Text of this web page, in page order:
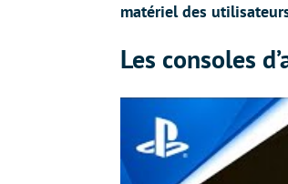
matériel des
Les consoles